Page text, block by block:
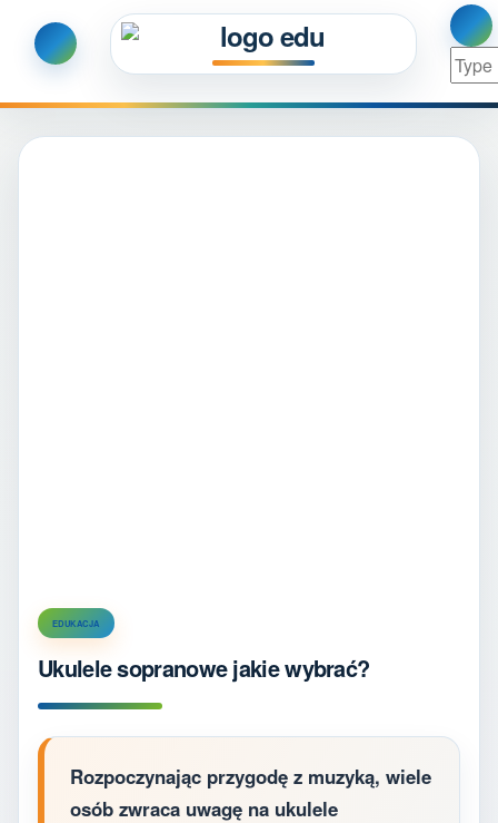
EDUKACJA
Ukulele sopranowe jakie wybrać?
Rozpoczynając przygodę z muzyką, wiele
osób zwraca uwagę na ukulele